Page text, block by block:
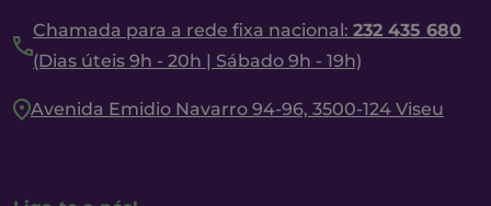
Chamada para a rede fixa nacional: 232 435 680
(Dias úteis 9h - 20h | Sábado 9h - 19h)
Avenida Emidio Navarro 94-96, 3500-124 Viseu